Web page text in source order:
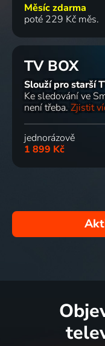
Měsíc zdarma
poté 229 Kč měs.
TV BOX
Slouží pro starší
Ke sledování ve
není třeba. Zjistit
jednorázově
1 899 Kč